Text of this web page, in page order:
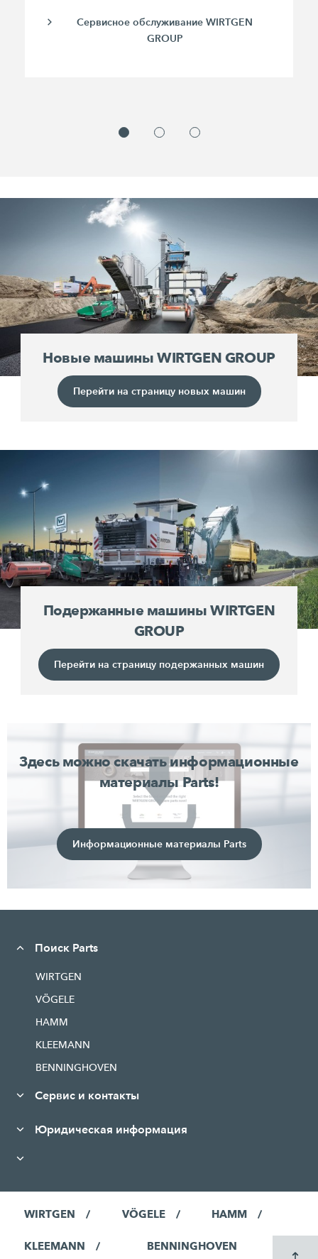
Сервисное обслуживание WIRTGEN
GROUP
Новые машины WIRTGEN GROUP
Перейти на страницу новых машин
Подержанные машины WIRTGEN
GROUP
Перейти на страницу подержанных машин
Здесь можно скачать информационные
материалы Parts!
Информационные материалы Parts
Поиск Parts
WIRTGEN
VÖGELE
HAMM
KLEEMANN
BENNINGHOVEN
Сервис и контакты
Юридическая информация
WIRTGEN VÖGELE HAMM
KLEEMANN BENNINGHOVEN